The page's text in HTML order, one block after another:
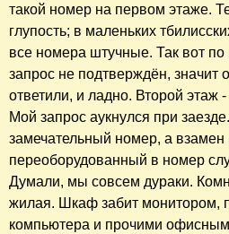
такой номер на первом этаже.
глупость; в маленьких
все номера штучные. Так вот
запрос не подтверждён, значит
ответили, и ладно. Второй этаж
Мой запрос аукнулся при
замечательный номер, а
переоборудованный в номер
Думали, мы совсем дураки.
жилая. Шкаф забит монитором,
компьютера и прочими